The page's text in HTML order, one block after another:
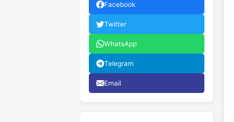
Facebook
Twitter
WhatsApp
Telegram
Email